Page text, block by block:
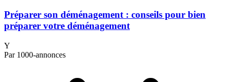
Préparer son déménagement : conseils pour bien
préparer votre déménagement
Y
Par 1000-annonces